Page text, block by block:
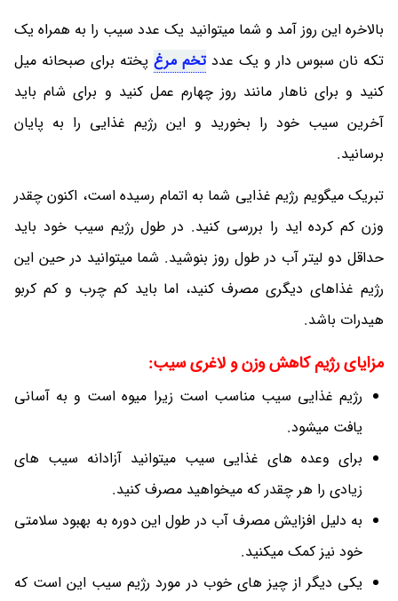
بالاخره این روز آمد و شما میتوانید یک عدد سیب را به همراه یک
تکه نان سبوس دار و یک عددتخم مرغ پخته برای صبحانه میل
کنید و برای ناهار مانند روز چهارم عمل کنید و برای شام باید
آخرین سیب خود را بخورید و این رژیم غذایی را به پایان
برسانید.
تبریک میگویم رژیم غذایی شما به اتمام رسیده است، اکنون چقدر
وزن کم کرده اید را بررسی کنید. در طول رژیم سیب خود باید
حداقل دو لیتر آب در طول روز بنوشید. شما میتوانید در حین این
رژیم غذاهای دیگری مصرف کنید، اما باید کم چرب و کم کربو
هیدرات باشد.
مزایای رژیم کاهش وزن و لاغری سیب:
رژیم غذایی سیب مناسب است زیرا میوه است و به آسانی
یافت میشود.
برای وعده های غذایی سیب میتوانید آزادانه سیب های
زیادی را هر چقدر که میخواهید مصرف کنید.
به دلیل افزایش مصرف آب در طول این دوره به بهبود سلامتی
خود نیز کمک میکنید.
یکی دیگر از چیز های خوب در مورد رژیم سیب این است که